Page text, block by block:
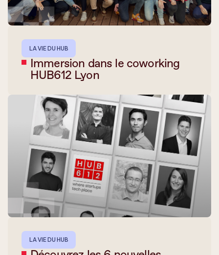
LA VIE DU HUB
Immersion dans le coworking
HUB612 Lyon
LA VIE DU HUB